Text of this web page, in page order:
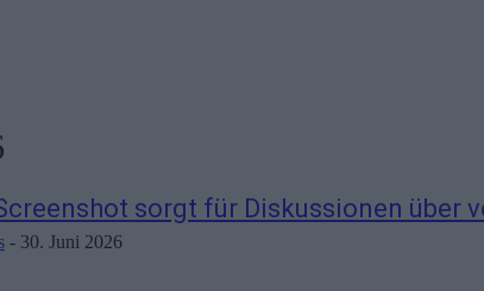
sorgt für Diskussionen über
- 30. Juni 2026